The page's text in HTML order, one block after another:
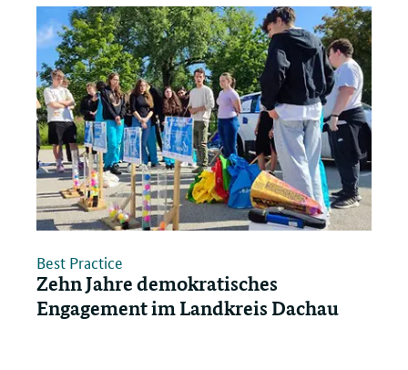
Best Practice
Zehn Jahre demokratisches
Engagement im Landkreis Dachau